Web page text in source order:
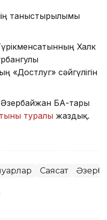
таныстырылымы
Халк
«Достлуг» сәйгүлігін
Әзербайжан БАҚ-тары
туралы жаздық.
Саясат